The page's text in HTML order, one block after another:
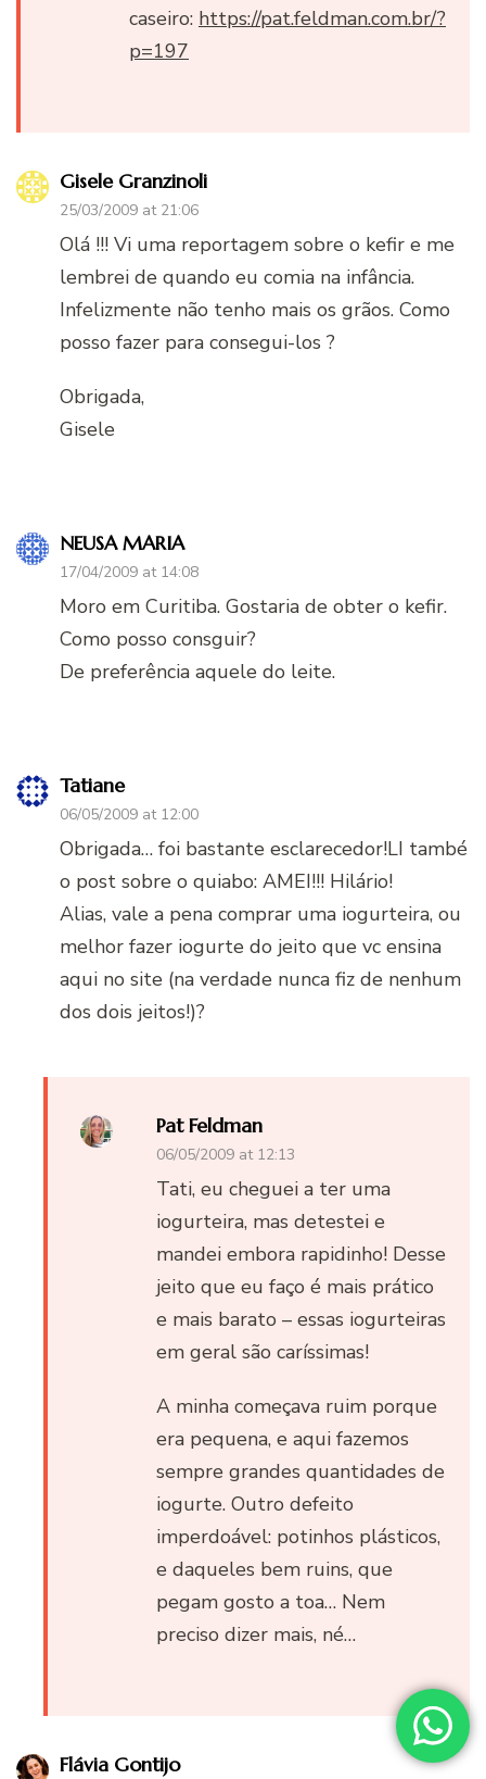
caseiro: https://pat.feldman.com.br/?
p=197
Gisele Granzinoli
25/03/2009 at 21:06
Olá !!! Vi uma reportagem sobre o kefir e me
lembrei de quando eu comia na infância.
Infelizmente não tenho mais os grãos. Como
posso fazer para consegui-los ?
Obrigada,
Gisele
NEUSA MARIA
17/04/2009 at 14:08
Moro em Curitiba. Gostaria de obter o kefir.
Como posso consguir?
De preferência aquele do leite.
Tatiane
06/05/2009 at 12:00
Obrigada… foi bastante esclarecedor!LI també
o post sobre o quiabo: AMEI!!! Hilário!
Alias, vale a pena comprar uma iogurteira, ou
melhor fazer iogurte do jeito que vc ensina
aqui no site (na verdade nunca fiz de nenhum
dos dois jeitos!)?
Pat Feldman
06/05/2009 at 12:13
Tati, eu cheguei a ter uma
iogurteira, mas detestei e
mandei embora rapidinho! Desse
jeito que eu faço é mais prático
e mais barato – essas iogurteiras
em geral são caríssimas!
A minha começava ruim porque
era pequena, e aqui fazemos
sempre grandes quantidades de
iogurte. Outro defeito
imperdoável: potinhos plásticos,
e daqueles bem ruins, que
pegam gosto a toa… Nem
preciso dizer mais, né…
Flávia Gontijo